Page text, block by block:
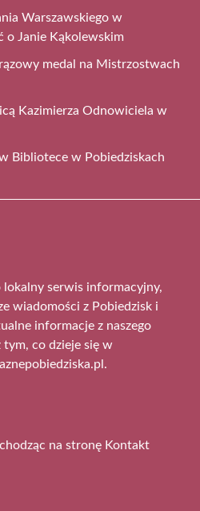
Warszawskiego w
o Janie Kąkolewskim
medal na Mistrzostwach
Kazimierza Odnowiciela w
Bibliotece w Pobiedziskach
lokalny serwis informacyjny,
wiadomości z Pobiedzisk i
informacje z naszego
tym, co dzieje się w
na stronę Kontakt